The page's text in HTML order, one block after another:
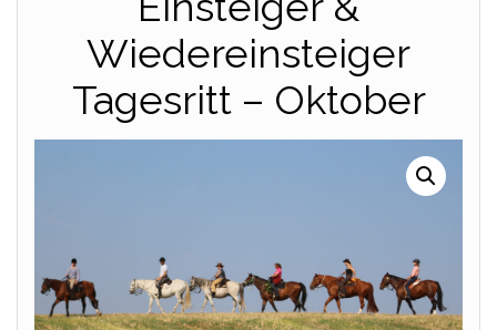
Wiedereinsteiger
Tagesritt – Oktober